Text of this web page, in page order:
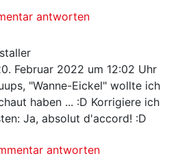
antworten
Februar 2022 um 12:02 Uhr
"Wanne-Eickel" wollte ich
haben ... :D Korrigiere ich
Ja, absolut d'accord! :D
antworten